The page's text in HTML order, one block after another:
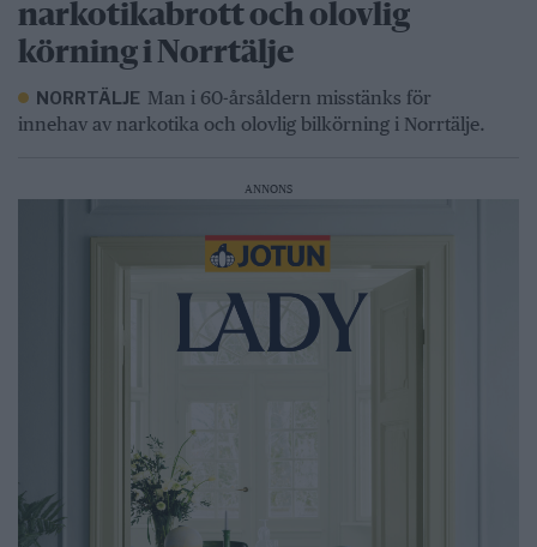
narkotikabrott och olovlig
körning i Norrtälje
NORRTÄLJE Man i 60-årsåldern misstänks för
innehav av narkotika och olovlig bilkörning i Norrtälje.
ANNONS